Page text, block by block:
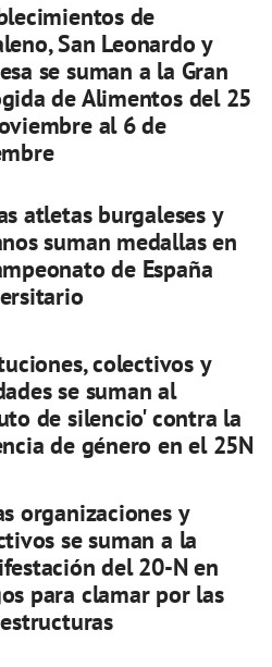
de
San Leonardo y
se suman a la Gran
de Alimentos del 25
al 6 de
atletas burgaleses y
suman medallas en
de España
colectivos y
se suman al
de silencio' contra la
de género en el 25N
organizaciones y
se suman a la
del 20-N en
para clamar por las